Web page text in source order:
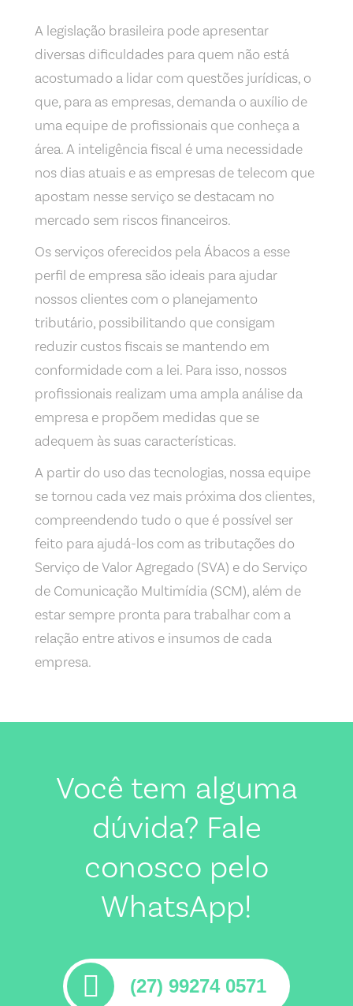
A legislação brasileira pode apresentar
diversas dificuldades para quem não está
acostumado a lidar com questões jurídicas, o
que, para as empresas, demanda o auxílio de
uma equipe de profissionais que conheça a
área. A inteligência fiscal é uma necessidade
nos dias atuais e as empresas de telecom que
apostam nesse serviço se destacam no
mercado sem riscos financeiros.
Os serviços oferecidos pela Ábacos a esse
perfil de empresa são ideais para ajudar
nossos clientes com o planejamento
tributário, possibilitando que consigam
reduzir custos fiscais se mantendo em
conformidade com a lei. Para isso, nossos
profissionais realizam uma ampla análise da
empresa e propõem medidas que se
adequem às suas características.
A partir do uso das tecnologias, nossa equipe
se tornou cada vez mais próxima dos clientes,
compreendendo tudo o que é possível ser
feito para ajudá-los com as tributações do
Serviço de Valor Agregado (SVA) e do Serviço
de Comunicação Multimídia (SCM), além de
estar sempre pronta para trabalhar com a
relação entre ativos e insumos de cada
empresa.
Você tem alguma
dúvida? Fale
conosco pelo
WhatsApp!
(27) 99274 0571